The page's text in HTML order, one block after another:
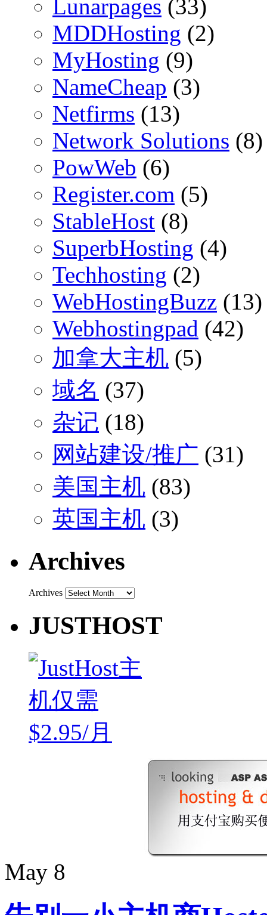
Lunarpages (33)
MDDHosting (2)
MyHosting (9)
NameCheap (3)
Netfirms (13)
Network Solutions (8)
PowWeb (6)
Register.com (5)
StableHost (8)
SuperbHosting (4)
Techhosting (2)
WebHostingBuzz (13)
Webhostingpad (42)
加拿大主机 (5)
域名 (37)
杂记 (18)
网站建设/推广 (31)
美国主机 (83)
英国主机 (3)
Archives
Archives
JUSTHOST
May 8